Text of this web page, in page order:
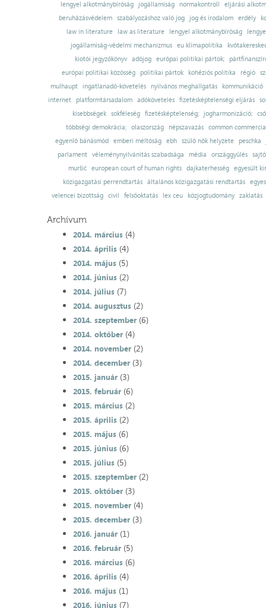
lengyel alkotmánybíróság jogállamiság normakontroll
eljárási
beruházásvédelem
szabályozáshoz való jog jog és irodalom erdély
law in literature
law as literature lengyel alkotmánybíróság
jogállamiság-védelmi mechanizmus
eu klímapolitika
kiotói jegyzőkönyv adójog európai politikai pártok;
európai politikai közösség
politikai pártok kohéziós politika régió
mulhaupt
ingatlanadó-követelés nyilvános meghallgatás
kommunikáció
internet
platformtársadalom adókövetelés fizetésképtelenségi eljárás
kisebbségek sokféleség fizetésképtelenség; jogharmonizáció;
többségi demokrácia; olaszország népszavazás common
egyenlő bánásmód emberi méltóság ebh szülő nők helyzete
peschka
parlament
véleménynyilvánítás szabadsága média országgyűlés
muršić
european court of human rights dajkaterhesség
egyesült
közigazgatási perrendtartás
általános közigazgatási rendtartás
velencei bizottság
civil felsőoktatás lex ceu közjogtudomány zaklatás
Archívum
2014. március(4)
2014. április(4)
2014. május(5)
2014. június(2)
2014. július(7)
2014. augusztus(2)
2014. szeptember(6)
2014. október(4)
2014. november(2)
2014. december(3)
2015. január(3)
2015. február(6)
2015. március(2)
2015. április(2)
2015. május(6)
2015. június(6)
2015. július(5)
2015. szeptember(2)
2015. október(3)
2015. november(4)
2015. december(3)
2016. január(1)
2016. február(5)
2016. március(6)
2016. április(4)
2016. május(1)
2016. június(7)